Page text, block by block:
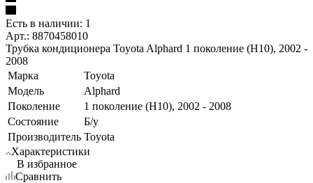
Есть в наличии: 1
Арт.: 8870458010
Трубка кондиционера Toyota Alphard 1 поколение (H10), 2002 -
2008
Марка
Toyota
Модель
Alphard
Поколение
1 поколение (H10), 2002 - 2008
Состояние
Б/у
Производитель Toyota
Характеристики
В избранное
Сравнить